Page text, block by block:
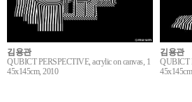
김용관
QUBICT PERSPECTIVE, acrylic on canvas, 1
45x145cm, 2010
김용관
QUBICT